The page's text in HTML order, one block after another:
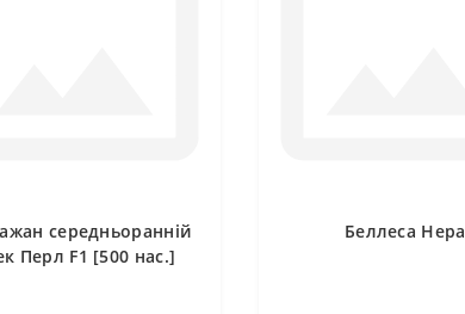
середньоранній
Перл F1 [500 нас.]
Беллеса Нера